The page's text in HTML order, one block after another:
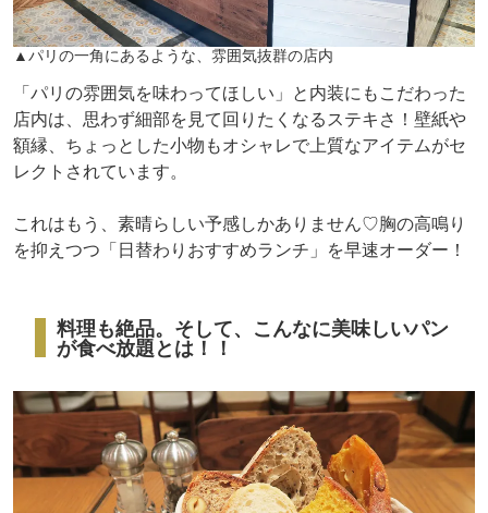
▲パリの一角にあるような、雰囲気抜群の店内
「パリの雰囲気を味わってほしい」と内装にもこだわった
店内は、思わず細部を見て回りたくなるステキさ！壁紙や
額縁、ちょっとした小物もオシャレで上質なアイテムがセ
レクトされています。
これはもう、素晴らしい予感しかありません♡胸の高鳴り
を抑えつつ「日替わりおすすめランチ」を早速オーダー！
料理も絶品。そして、こんなに美味しいパン
が食べ放題とは！！